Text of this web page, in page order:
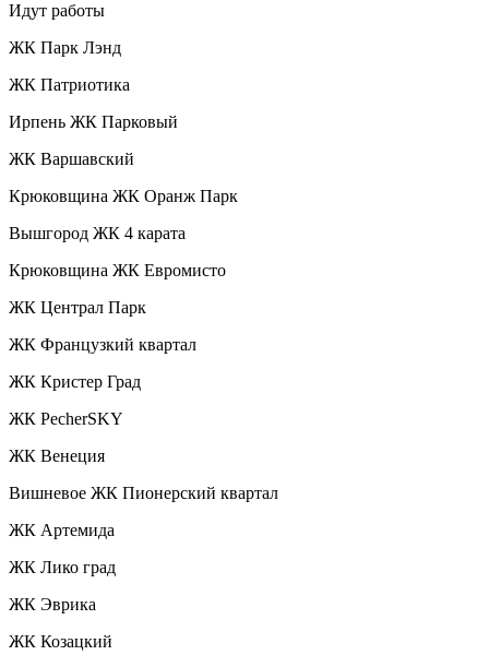
Идут работы
ЖК Парк Лэнд
ЖК Патриотика
Ирпень ЖК Парковый
ЖК Варшавский
Крюковщина ЖК Оранж Парк
Вышгород ЖК 4 карата
Крюковщина ЖК Евромисто
ЖК Централ Парк
ЖК Французкий квартал
ЖК Кристер Град
ЖК PecherSKY
ЖК Венеция
Вишневое ЖК Пионерский квартал
ЖК Артемида
ЖК Лико град
ЖК Эврика
ЖК Козацкий